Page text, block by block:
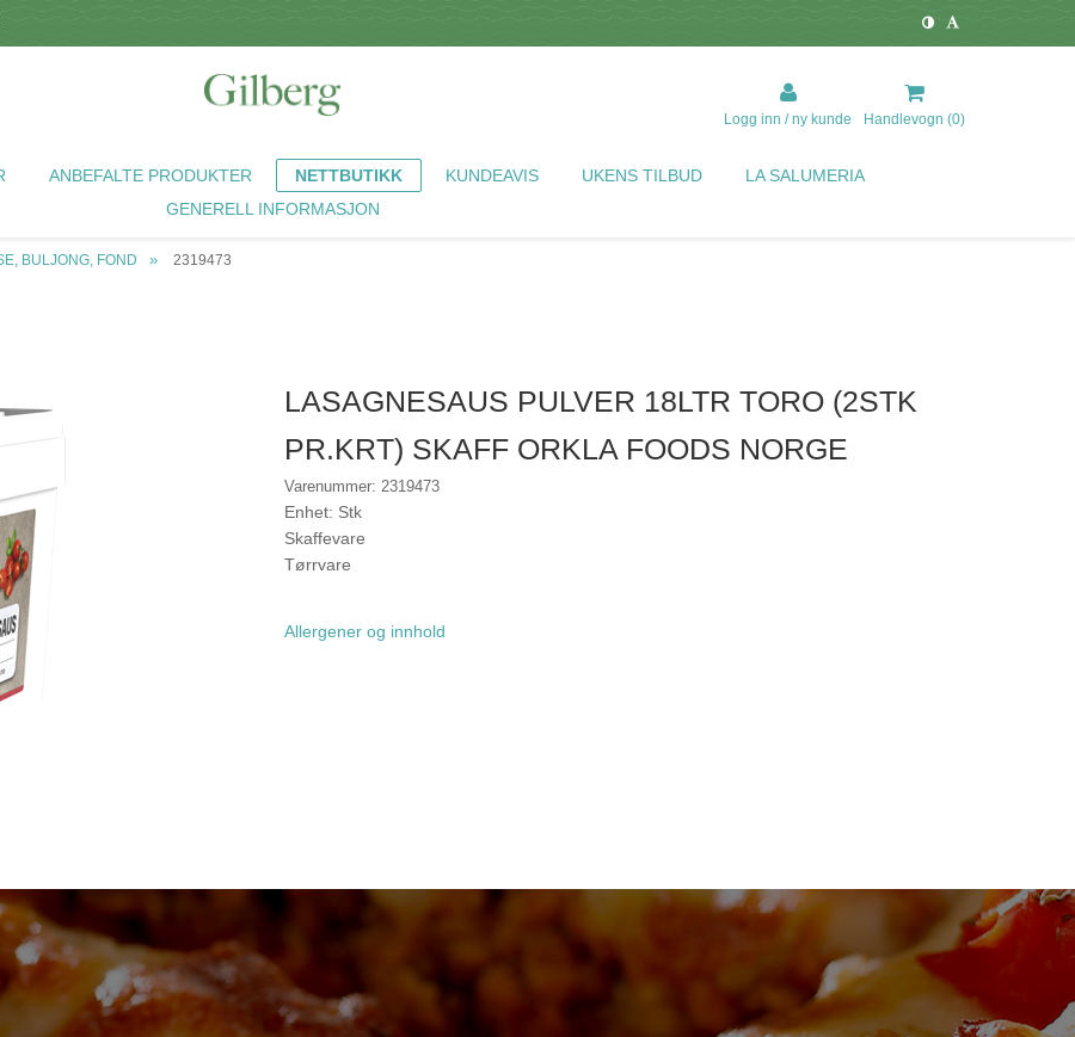
Logg inn / ny kunde Handlevogn (0)
ANBEFALTE PRODUKTER NETTBUTIKK KUNDEAVIS UKENS TILBUD
LA SALUMERIA
GENERELL INFORMASJON
BULJONG, FOND 2319473
LASAGNESAUS PULVER 18LTR TORO (2STK
PR.KRT) SKAFF ORKLA FOODS NORGE
Varenummer: 2319473
Enhet: Stk
Skaffevare
Tørrvare
Allergener og innhold